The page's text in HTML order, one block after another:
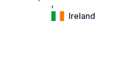
,
Ireland